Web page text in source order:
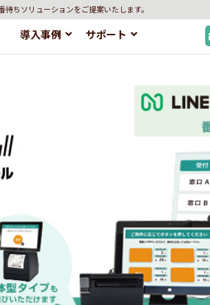
ちソリューションをご提案いたします。
導入事例 サポート